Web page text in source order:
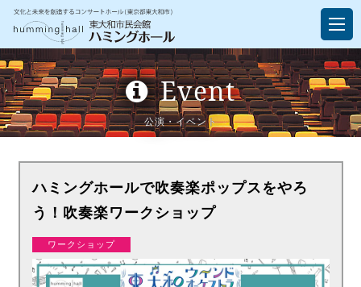
Event
公演・イベント
ハミングホールで吹奏楽ポップスをやろ
う！吹奏楽ワークショップ
ワークショップ